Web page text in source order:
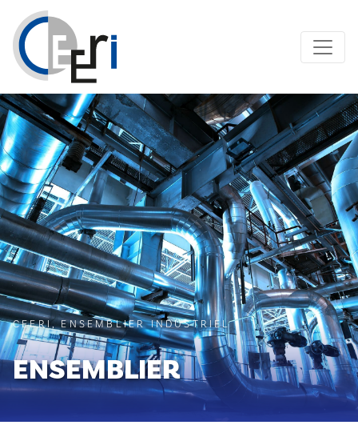
CEERI, ENSEMBLIER INDUSTRIEL
ENSEMBLIER